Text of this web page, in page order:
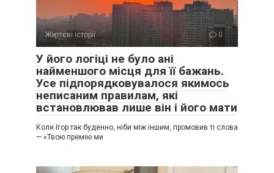
Життєві історії 0
У його логіці не було ані
найменшого місця для її бажань.
Усе підпорядковувалося якимось
неписаним правилам, які
встановлював лише він і його мати
Коли Ігор так буденно, ніби між іншим, промовив ті слова
— «Твою премію ми